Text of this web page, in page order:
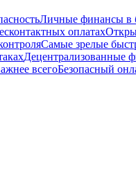
Личные финансы в
оплатах
Самые зрелые
Децентрализованные
всегоБезопасный